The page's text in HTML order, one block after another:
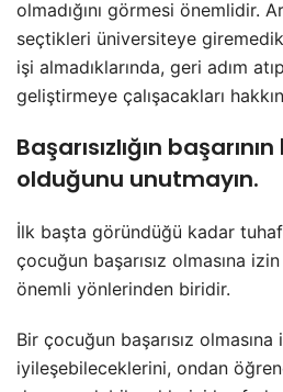
olmadığını görmesi önemlidir.
seçtikleri üniversiteye
işi almadıklarında, geri adım
geliştirmeye çalışacakları
Başarısızlığın
olduğunu unutmayın.
İlk başta göründüğü kadar
çocuğun başarısız olmasına
önemli yönlerinden biridir.
Bir çocuğun başarısız
iyileşebileceklerini, ondan